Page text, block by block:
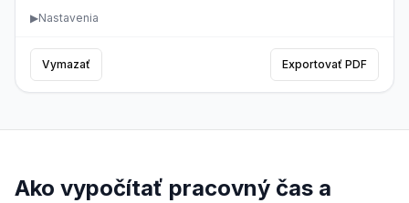
▶Nastavenia
Vymazať Exportovať PDF
Ako vypočítať pracovný čas a